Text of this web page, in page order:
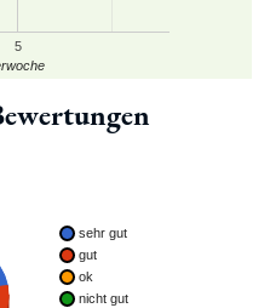
5
sehr gut
gut
ok
nicht gut